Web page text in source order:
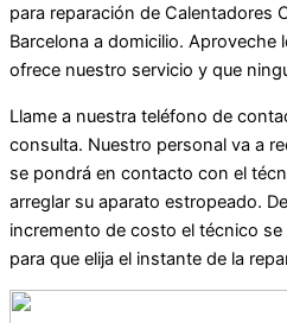
para reparación de Calentadores
Barcelona a domicilio. Aproveche
ofrece nuestro servicio y que
Llame a nuestra teléfono de
consulta. Nuestro personal va a
se pondrá en contacto con el
arreglar su aparato estropeado.
incremento de costo el técnico
para que elija el instante de la